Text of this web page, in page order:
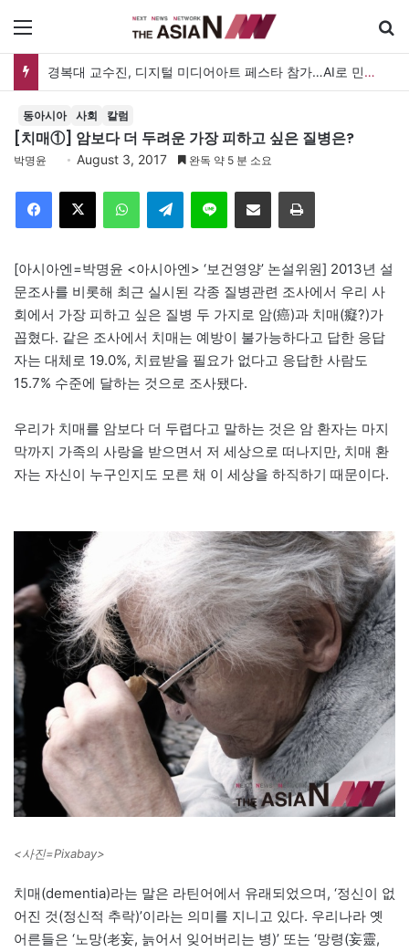
경복대 교수진, 디지털 미디어아트 페스타 참가…AI로 민화 새롭게 해석
동아시아 사회 칼럼
[치매①] 암보다 더 두려운 가장 피하고 싶은 질병은?
박명윤 August 3, 2017 완독 약 5 분 소요
Telegram 이메일
[아시아엔=박명윤 <아시아엔> ‘보건영양’ 논설위원] 2013년 설
문조사를 비롯해 최근 실시된 각종 질병관련 조사에서 우리 사
회에서 가장 피하고 싶은 질병 두 가지로 암(癌)과 치매(癡?)가
꼽혔다. 같은 조사에서 치매는 예방이 불가능하다고 답한 응답
자는 대체로 19.0%, 치료받을 필요가 없다고 응답한 사람도
15.7% 수준에 달하는 것으로 조사됐다.
우리가 치매를 암보다 더 두렵다고 말하는 것은 암 환자는 마지
막까지 가족의 사랑을 받으면서 저 세상으로 떠나지만, 치매 환
자는 자신이 누구인지도 모른 채 이 세상을 하직하기 때문이다.
<사진=Pixabay>
치매(dementia)라는 말은 라틴어에서 유래되었으며, ‘정신이 없
어진 것(정신적 추락)’이라는 의미를 지니고 있다. 우리나라 옛
어른들은 ‘노망(老妄, 늙어서 잊어버리는 병)’ 또는 ‘망령(妄靈,